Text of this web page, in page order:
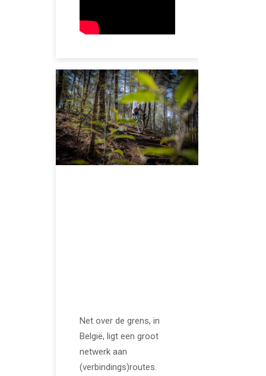
Net over de grens, in
België, ligt een groot
netwerk aan
(verbindings)routes.